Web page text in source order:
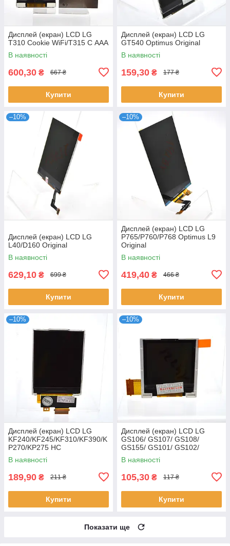
Дисплей (екран) LCD LG
T310 Cookie WiFi/T315 C ААА
В наявності
600,30 ₴ 667 ₴
Купити
Дисплей (екран) LCD LG
GT540 Optimus Original
В наявності
159,30 ₴ 177 ₴
Купити
–10%
Дисплей (екран) LCD LG
L40/D160 Original
В наявності
629,10 ₴ 699 ₴
Купити
–10%
Дисплей (екран) LCD LG
P765/P760/P768 Optimus L9
Original
В наявності
419,40 ₴ 466 ₴
Купити
–10%
Дисплей (екран) LCD LG
KF240/KF245/KF310/KF390/K
P270/KP275 HC
В наявності
189,90 ₴ 211 ₴
Купити
–10%
Дисплей (екран) LCD LG
GS106/ GS107/ GS108/
GS155/ GS101/ GS102/
GD190 HC
В наявності
105,30 ₴ 117 ₴
Купити
Показати ще